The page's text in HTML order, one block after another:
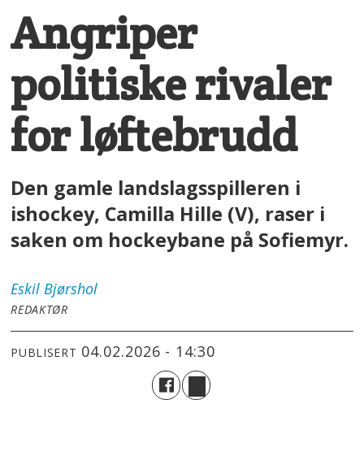
Angriper
politiske rivaler
for løftebrudd
Den gamle landslagsspilleren i
ishockey, Camilla Hille (V), raser i
saken om hockeybane på Sofiemyr.
Eskil Bjørshol
REDAKTØR
PUBLISERT 04.02.2026 - 14:30